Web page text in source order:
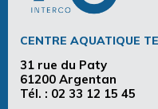
CENTRE AQUATIQUE
31 rue du Paty
61200 Argentan
Tél. : 02 33 12 15 45